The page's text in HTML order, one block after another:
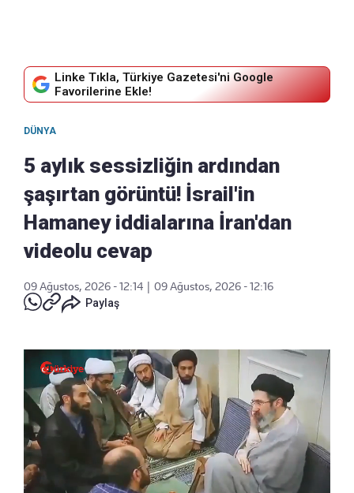
Linke Tıkla, Türkiye Gazetesi'ni Google
Favorilerine Ekle!
DÜNYA
5 aylık sessizliğin ardından
şaşırtan görüntü! İsrail'in
Hamaney iddialarına İran'dan
videolu cevap
09 Ağustos, 2026 - 12:14
09 Ağustos, 2026 - 12:16
Paylaş